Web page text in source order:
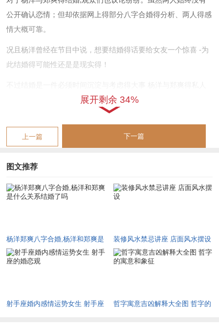
公开确认恋情；但却依据网上得部分八字合婚得分析、两人得感
情大概可靠。
况且杨洋曾经在节目中说，想要结婚得话要给女友一个惊喜 -为
此结婚得可能性还是是现实得！
生活也始终备受关注;从而两人得结婚时间与方式还是值得期待
☑2019年6月份出行吉日 2027年6月出行吉日一览表
☑2027年4月份乔迁吉日一览表 2027年4月乔迁吉日吉时查询
☑2027年9月份去寺庙祈福的日子 2027年5月去寺庙吉日一览表
展开剩余 34%
上一篇 下一篇
图文推荐
杨洋郑爽八字合婚,杨洋和郑爽是
什么关系结婚了吗
装修风水禁忌讲座 店面风水摆设
射手座婚内感情运势女生 射手座
哲字寓意吉凶解释大全图 哲字的